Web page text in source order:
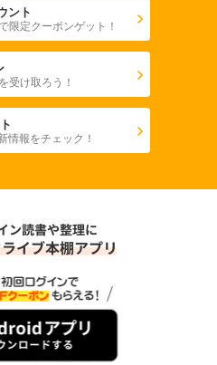
ント
限定クーポンゲット！
受け取ろう！
情報をチェック！